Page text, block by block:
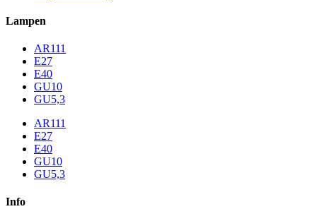
Lampen
AR111
E27
E40
GU10
GU5,3
AR111
E27
E40
GU10
GU5,3
Info